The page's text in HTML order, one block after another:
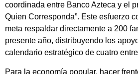
coordinada entre Banco Azteca y el
Quien Corresponda”. Este esfuerzo
meta respaldar directamente a 200
presente año, distribuyendo los
calendario estratégico de cuatro
Para la economía popular, hacer